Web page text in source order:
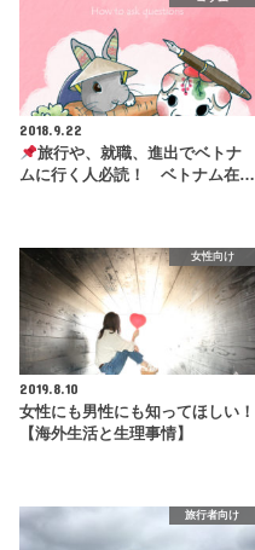
2018.9.22
旅行や、就職、進出でベトナ
ムに行く人必読！ ベトナム在…
女性向け
2019.8.10
女性にも男性にも知ってほしい！
【海外生活と生理事情】
旅行者向け